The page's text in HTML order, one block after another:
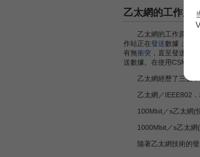
乙太網的工作原
乙太網的工作原理乙
作站正在發送數據；若
有無衝突 ，直至發送完
送數據。在使用CSMA／
乙太網經歷了三個不
乙太網／IEEE802．3
100Mbit／s乙太網(快
1000Mbit／s乙太網(
隨著乙太網技術的發